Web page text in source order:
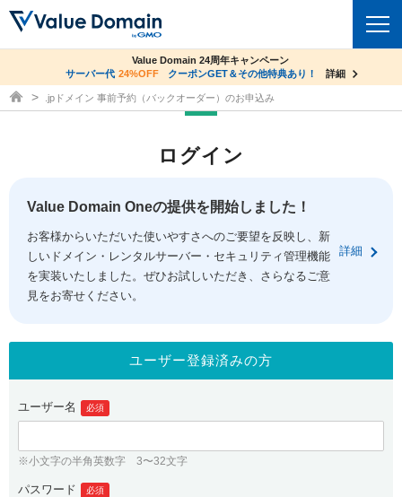
ドメイントップ
ドメイン移管
ドメイン価格一覧
ドメイン一括検索
.jpドメインオークション
gTLDオークション NEW!
.jpドメインバックオーダー
プレミアムドメイン
人気ドメインの種類
コアサーバー
バリューサーバー
XREA
セキュリティトップ
Value Domain ネットde診断
SSL証明書
サービストップ
お得意様割引
紹介制度
バリュードメインAPI
ドメイン・ホスティングOEM
facebook
ログイン
従来のバリュードメインをご利用希望の方
ユーザー登録
co.jpドメイン✕コアサーバーV2ビジネス応援キャンペーン
サーバー料金1年間無料
詳細
Value Domain 24周年キャンペーン
サーバー代 24%OFF クーポンGET＆その他特典あり！ 詳細
ドメイン取得ならバリュードメイン
.jpドメイン 事前予約（バックオーダー）のお申込み
ログイン
Value Domain Oneの提供を開始しました！
お客様からいただいた使いやすさへのご要望を反映し、新
しいドメイン・レンタルサーバー・セキュリティ管理機能
を実装いたしました。ぜひお試しいただき、さらなるご意
見をお寄せください。
詳細
ユーザー登録済みの方
ユーザー名 必須
※小文字の半角英数字 3〜32文字
パスワード 必須